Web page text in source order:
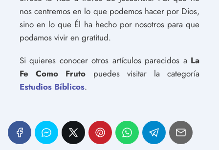
nos centremos en lo que podemos hacer por Dios,
sino en lo que Él ha hecho por nosotros para que
podamos vivir en gratitud.
Si quieres conocer otros artículos parecidos a La
Fe Como Fruto puedes visitar la categoría
Estudios Bíblicos.